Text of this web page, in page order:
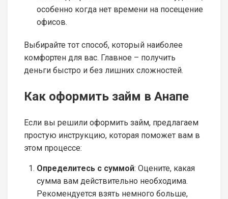
особенно когда нет времени на посещение
офисов.
Выбирайте тот способ, который наиболее
комфортен для вас. Главное – получить
деньги быстро и без лишних сложностей.
Как оформить займ в Анапе
Если вы решили оформить займ, предлагаем
простую инструкцию, которая поможет вам в
этом процессе:
Определитесь с суммой: Оцените, какая
сумма вам действительно необходима.
Рекомендуется взять немного больше,